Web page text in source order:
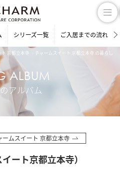
シリーズ一覧 ご入居までの流れ
ト 京都立本寺 チャームスイート 京都立本寺 の暮らしの
ALBUM
アルバム
ームスイート 京都立本寺
ート京都立本寺）